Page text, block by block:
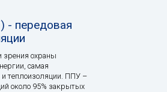
- передовая
зрения охраны
самая
и теплоизоляции. ППУ –
около 95% закрытых